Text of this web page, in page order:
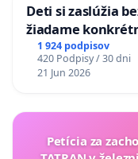
Deti si zaslúžia
žiadame
situácie v školstve
1 924 podpisov
420 Podpisy / 30 dni
21 Jun 2026
Petícia za